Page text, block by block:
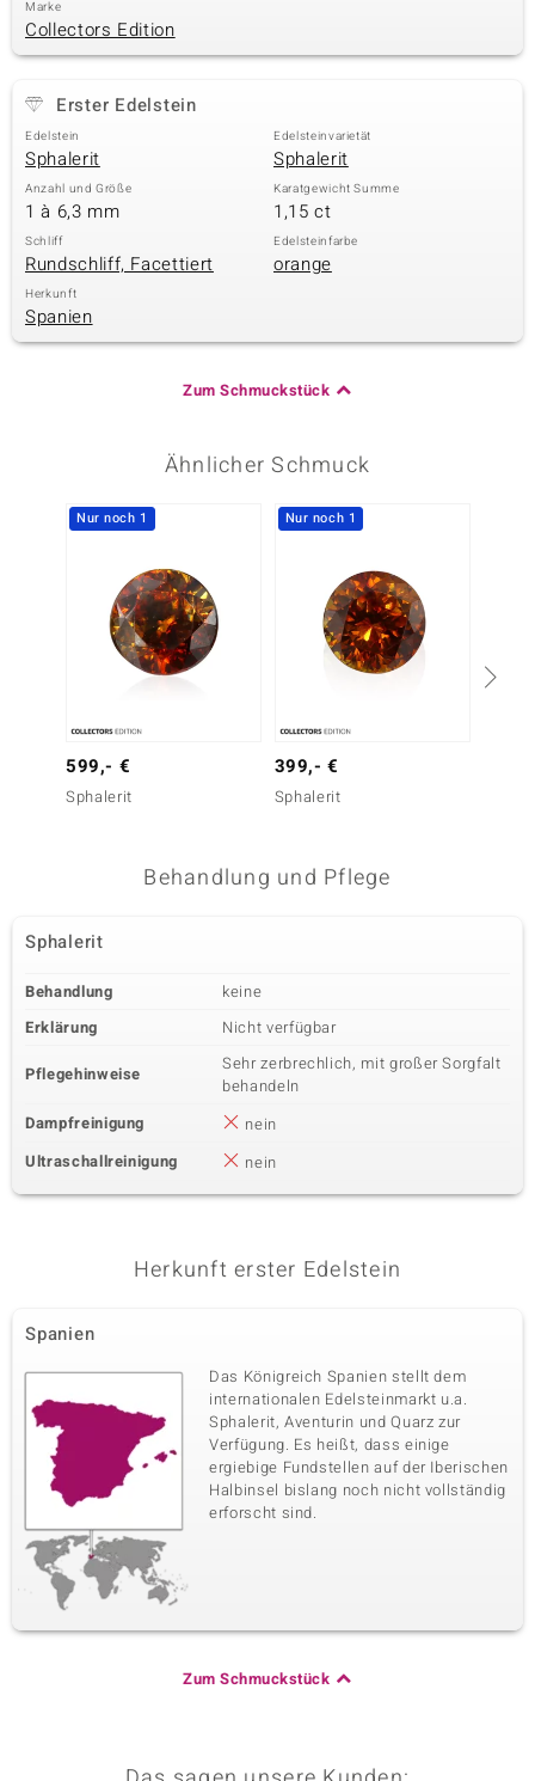
Marke
Collectors Edition
Erster Edelstein
Edelstein
Sphalerit
Edelsteinvarietät
Sphalerit
Anzahl und Größe
1 à 6,3 mm
Karatgewicht Summe
1,15 ct
Schliff
Rundschliff, Facettiert
Edelsteinfarbe
orange
Herkunft
Spanien
Zum Schmuckstück
Ähnlicher Schmuck
Nur noch 1
599,- €
Sphalerit
Nur noch 1
399,- €
Sphalerit
Behandlung und Pflege
Sphalerit
Behandlung
keine
Erklärung
Nicht verfügbar
Pflegehinweise
Sehr zerbrechlich, mit großer Sorgfalt
behandeln
Dampfreinigung
nein
Ultraschallreinigung
nein
Herkunft erster Edelstein
Spanien
Das Königreich Spanien stellt dem
internationalen Edelsteinmarkt u.a.
Sphalerit, Aventurin und Quarz zur
Verfügung. Es heißt, dass einige
ergiebige Fundstellen auf der Iberischen
Halbinsel bislang noch nicht vollständig
erforscht sind.
Zum Schmuckstück